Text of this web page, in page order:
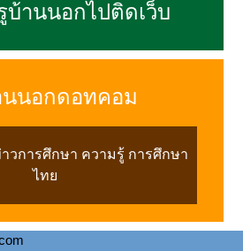
บ้านนอกไปติดเว็บ
นนอกดอทคอม
าวการศึกษา ความรู้ การศึกษา
ไทย